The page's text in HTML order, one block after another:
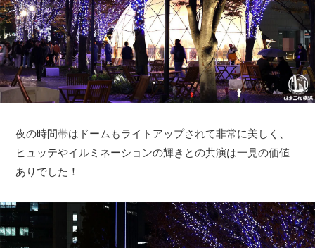
夜の時間帯はドームもライトアップされて非常に美しく、
ヒュッテやイルミネーションの輝きとの共演は一見の価値
ありでした！